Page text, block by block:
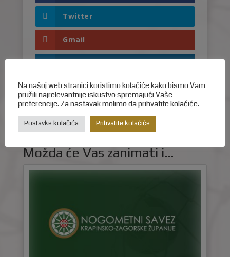
Twitter
Gmail
Možda će Vas zanimati i…
Na našoj web stranici koristimo kolačiće kako bismo Vam
pružili najrelevantnije iskustvo spremajući Vaše
preferencije. Za nastavak molimo da prihvatite kolačiće.
Postavke kolačića Prihvatite kolačiće